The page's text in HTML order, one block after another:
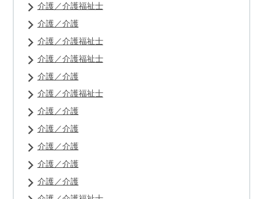
介護／介護福祉士
介護／介護
介護／介護福祉士
介護／介護福祉士
介護／介護
介護／介護福祉士
介護／介護
介護／介護
介護／介護
介護／介護
介護／介護